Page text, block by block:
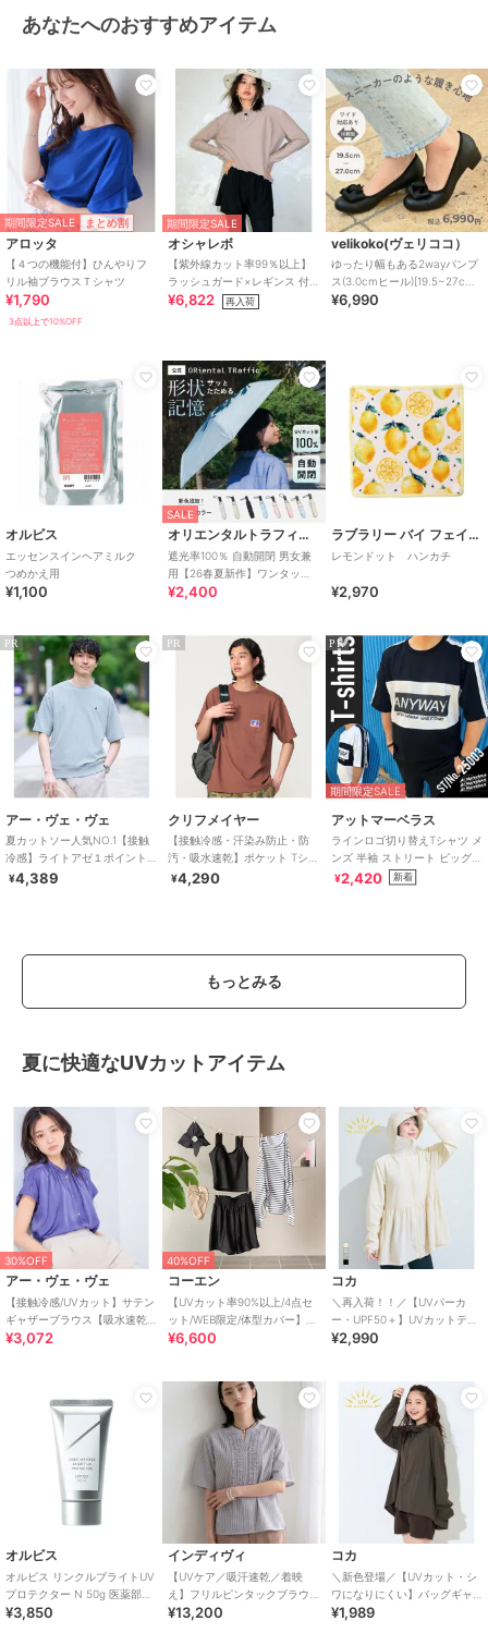
あなたへのおすすめアイテム
期間限定SALE まとめ割
アロッタ
【４つの機能付】ひんやりフ
リル袖ブラウスＴシャツ
¥1,790
3点以上で10%OFF
期間限定SALE
オシャレボ
【紫外線カット率99％以上】
ラッシュガード×レギンス 付
き タンキニ
¥6,822 再入荷
velikoko(ヴェリココ）
ゆったり幅もある2wayパンプ
ス(3.0cmヒール)[19.5~27cm]
ラクチンきれいシューズ
¥6,990
オルビス
エッセンスインヘアミルク
つめかえ用
¥1,100
SALE
オリエンタルトラフィック
遮光率100％ 自動開閉 男女兼
用【26春夏新作】ワンタッチ
晴雨兼用 折りたたみ傘 /G-
¥2,400
ラブラリー バイ フェイラー
レモンドット ハンカチ
¥2,970
PR
アー・ヴェ・ヴェ
夏カットソー人気NO.1【接触
冷感】ライトアゼ１ポイント
シシュウスウェットＴ〈イー
¥4,389
PR
クリフメイヤー
【接触冷感・汗染み防止・防
汚・吸水速乾】ポケット Tシャ
ツ クリフラビット 半袖
¥4,290
PR
期間限定SALE
アットマーベラス
ラインロゴ切り替えTシャツ メ
ンズ 半袖 ストリート ビッグT
韓国ファッション
¥2,420 新着
もっとみる
夏に快適なUVカットアイテム
30%OFF
アー・ヴェ・ヴェ
【接触冷感/UVカット】サテン
ギャザーブラウス【吸水速乾/
イージーケア】
¥3,072
40%OFF
コーエン
【UVカット率90%以上/4点セ
ット/WEB限定/体型カバー】シ
ュシュ付きアソートスイムウ
¥6,600
コカ
＼再入荷！！／【UVパーカ
ー・UPF50＋】UVカットティ
アードパーカー 全4色
¥2,990
オルビス
オルビス リンクルブライトUV
プロテクター N 50g 医薬部外
品（顔用日焼け止め）
¥3,850
インディヴィ
【UVケア／吸汗速乾／着映
え】フリルピンタックブラウ
ス
¥13,200
コカ
＼新色登場／【UVカット・シ
ワになりにくい】バッグギャ
ザーUVパーカー 全4色
¥1,989